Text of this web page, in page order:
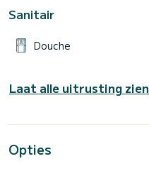
Sanitair
Douche
Laat alle uitrusting zien
Opties